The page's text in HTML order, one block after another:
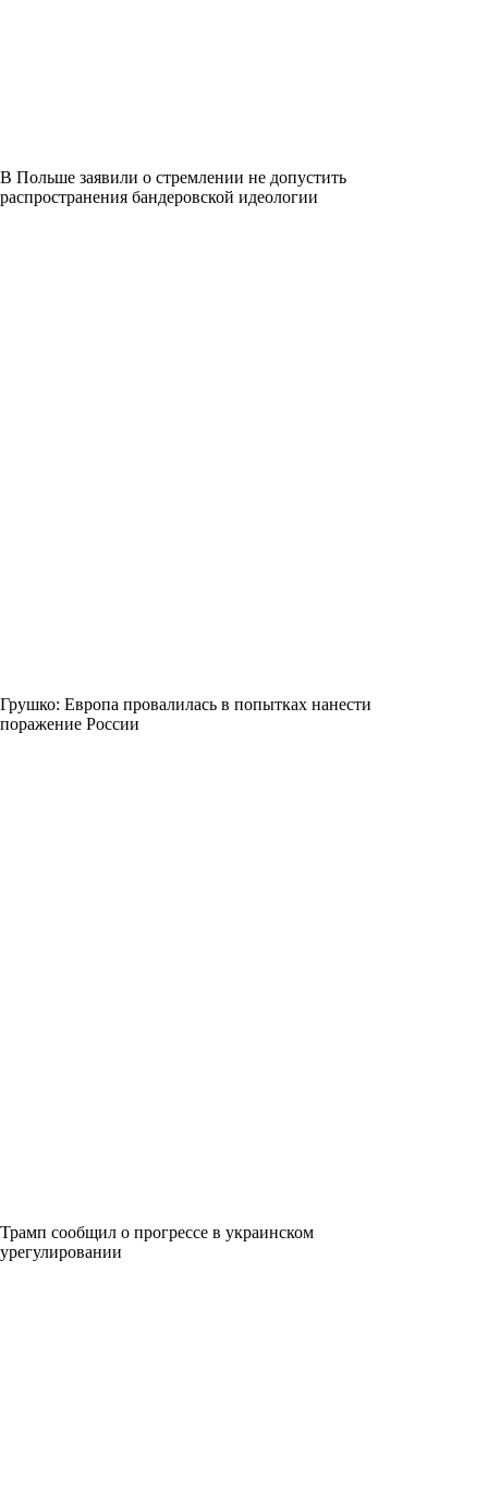
В Польше заявили о стремлении не допустить
распространения бандеровской идеологии
Грушко: Европа провалилась в попытках нанести
поражение России
Трамп сообщил о прогрессе в украинском
урегулировании